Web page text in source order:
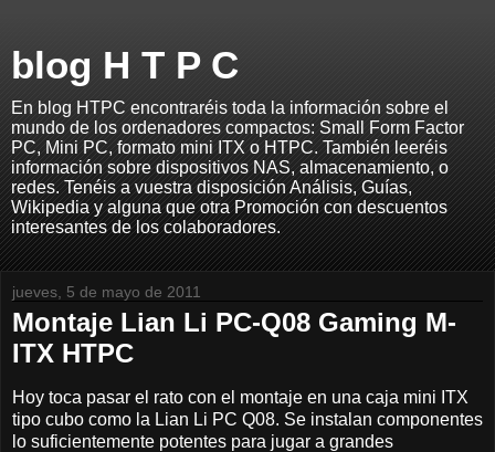
blog H T P C
En blog HTPC encontraréis toda la información sobre el
mundo de los ordenadores compactos: Small Form Factor
PC, Mini PC, formato mini ITX o HTPC. También leeréis
información sobre dispositivos NAS, almacenamiento, o
redes. Tenéis a vuestra disposición Análisis, Guías,
Wikipedia y alguna que otra Promoción con descuentos
interesantes de los colaboradores.
jueves, 5 de mayo de 2011
Montaje Lian Li PC-Q08 Gaming M-
ITX HTPC
Hoy toca pasar el rato con el montaje en una caja mini ITX
tipo cubo como la Lian Li PC Q08. Se instalan componentes
lo suficientemente potentes para jugar a grandes